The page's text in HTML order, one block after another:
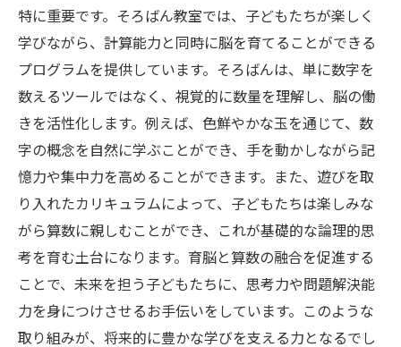
特に重要です。そろばん教室では、子どもたちが楽しく
学びながら、計算能力と同時に脳を育てることができる
プログラムを提供しています。そろばんは、単に数字を
数えるツールではなく、視覚的に数量を理解し、脳の働
きを活性化します。例えば、色鮮やかな玉を通じて、数
字の概念を自然に学ぶことができ、手を動かしながら記
憶力や集中力を高めることができます。また、遊びを取
り入れたカリキュラムによって、子どもたちは楽しみな
がら算数に親しむことができ、これが基礎的な論理的思
考を育む土台になります。育脳と算数の融合を促進する
ことで、未来を担う子どもたちに、思考力や問題解決能
力を身につけさせるお手伝いをしています。このような
取り組みが、将来的に豊かな学びを支える力となるでし